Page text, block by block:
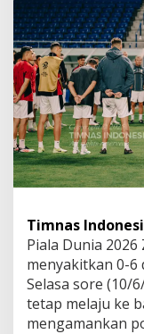
Timnas
Piala Dunia
menyakitkan 0-6
Selasa sore (10/
tetap melaju ke
mengamankan